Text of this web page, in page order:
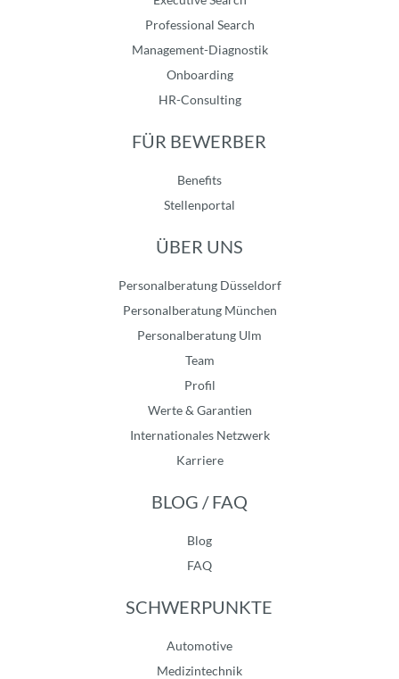
Professional Search
Management-Diagnostik
Onboarding
HR-Consulting
FÜR BEWERBER
Benefits
Stellenportal
ÜBER UNS
Personalberatung Düsseldorf
Personalberatung München
Personalberatung Ulm
Team
Profil
Werte & Garantien
Internationales Netzwerk
Karriere
BLOG / FAQ
Blog
FAQ
SCHWERPUNKTE
Automotive
Medizintechnik